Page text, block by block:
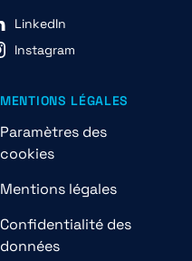
LinkedIn
Instagram
MENTIONS LÉGALES
Paramètres des
cookies
Mentions légales
Confidentialité des
données